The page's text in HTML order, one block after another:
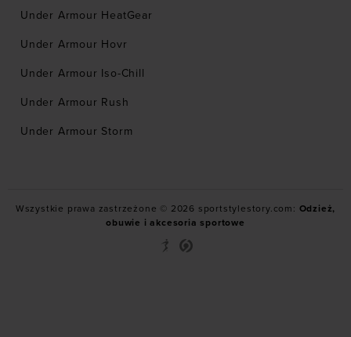
Under Armour HeatGear
Under Armour Hovr
Under Armour Iso-Chill
Under Armour Rush
Under Armour Storm
Wszystkie prawa zastrzeżone © 2026 sportstylestory.com: Odzież,
obuwie i akcesoria sportowe